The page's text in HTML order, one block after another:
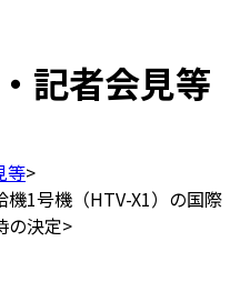
記者会見等
等>
1号機（HTV-X1）の国際
の決定>